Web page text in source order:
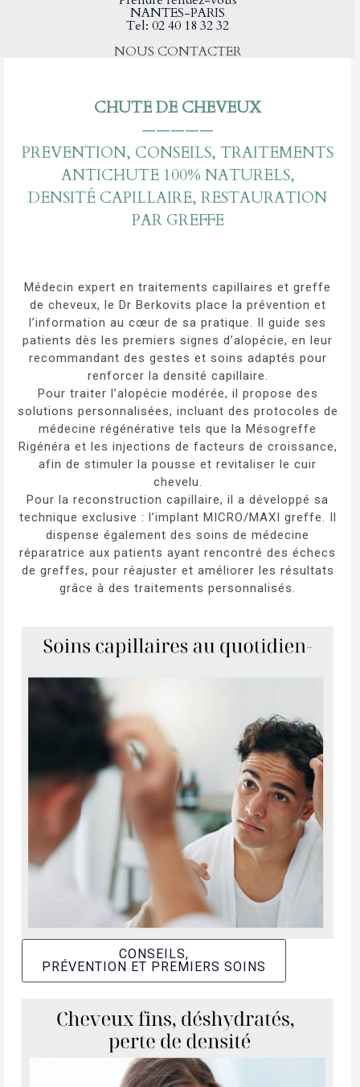
NANTES-PARIS
Tel: 02 40 18 32 32
NOUS CONTACTER
CHUTE DE CHEVEUX
—————
PREVENTION, CONSEILS, TRAITEMENTS
ANTICHUTE 100% NATURELS,
DENSITÉ CAPILLAIRE, RESTAURATION
PAR GREFFE
Médecin expert en traitements capillaires et greffe
de cheveux, le Dr Berkovits place la prévention et
l’information au cœur de sa pratique. Il guide ses
patients dès les premiers signes d’alopécie, en leur
recommandant des gestes et soins adaptés pour
renforcer la densité capillaire.
Pour traiter l’alopécie modérée, il propose des
solutions personnalisées, incluant des protocoles de
médecine régénérative tels que la Mésogreffe
Rigénéra et les injections de facteurs de croissance,
afin de stimuler la pousse et revitaliser le cuir
chevelu.
Pour la reconstruction capillaire, il a développé sa
technique exclusive : l’implant MICRO/MAXI greffe. Il
dispense également des soins de médecine
réparatrice aux patients ayant rencontré des échecs
de greffes, pour réajuster et améliorer les résultats
grâce à des traitements personnalisés.
CONSEILS,
PRÉVENTION ET PREMIERS SOINS